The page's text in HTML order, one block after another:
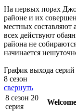
На первых порах
районе и их
местных составляют
всех действуют
района не
начинается
График выхода серий
8 сезон
свернуть
8 сезон 20
серия